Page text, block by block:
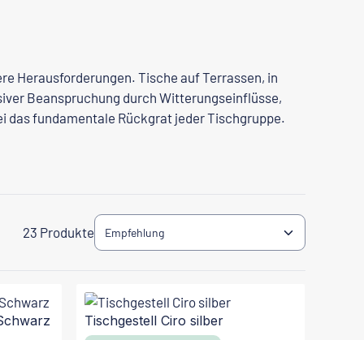
Herausforderungen. Tische auf Terrassen, in
Beanspruchung durch Witterungseinflüsse,
fundamentale Rückgrat jeder Tischgruppe.
23 Produkte
Tischgestell Ciro silber